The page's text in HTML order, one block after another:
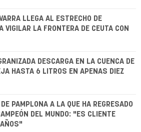
LLEGA AL ESTRECHO DE
VIGILAR LA FRONTERA DE CEUTA CON
DESCARGA EN LA CUENCA DE
HASTA 6 LITROS EN APENAS DIEZ
PAMPLONA A LA QUE HA REGRESADO
DEL MUNDO: "ES CLIENTE